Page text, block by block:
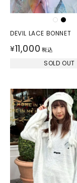
DEVIL LACE BONNET
¥11,000 税込
SOLD OUT